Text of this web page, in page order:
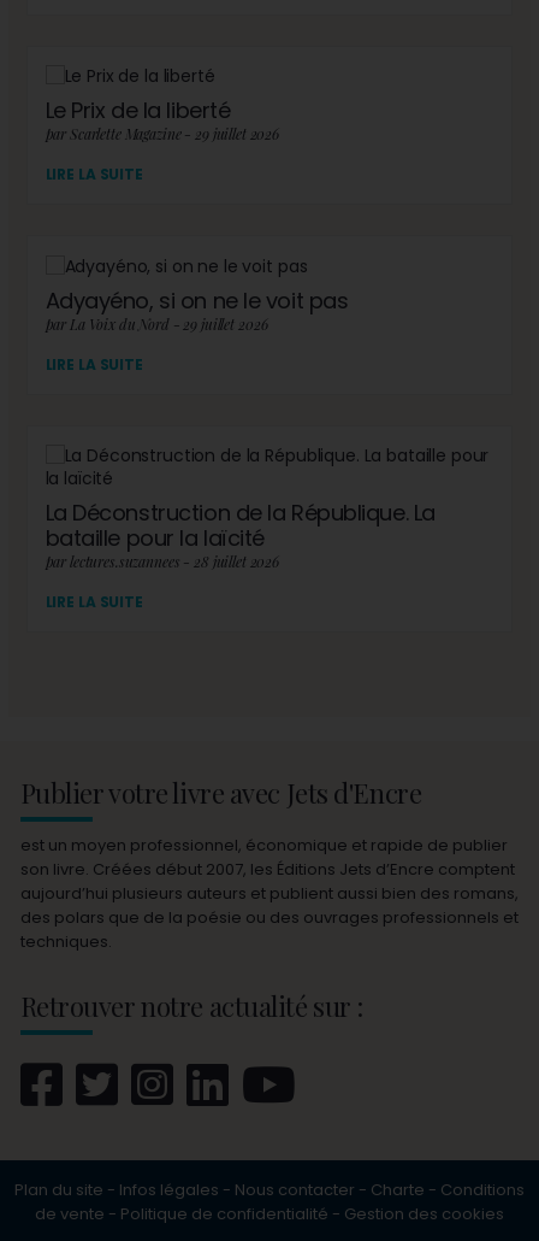
Le Prix de la liberté
par Scarlette Magazine - 29 juillet 2026
LIRE LA SUITE
Adyayéno, si on ne le voit pas
par La Voix du Nord - 29 juillet 2026
LIRE LA SUITE
La Déconstruction de la République. La
bataille pour la laïcité
par lectures.suzannees - 28 juillet 2026
LIRE LA SUITE
Publier votre livre avec Jets d'Encre
est un moyen professionnel, économique et rapide de publier
son livre. Créées début 2007, les Éditions Jets d’Encre comptent
aujourd’hui plusieurs auteurs et publient aussi bien des romans,
des polars que de la poésie ou des ouvrages professionnels et
techniques.
Retrouver notre actualité sur :
Plan du site - Infos légales - Nous contacter - Charte - Conditions
de vente - Politique de confidentialité - Gestion des cookies